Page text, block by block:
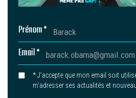
Prénom *
Email *
* J’accepte que mon email soit
m’adresser ses actualités et